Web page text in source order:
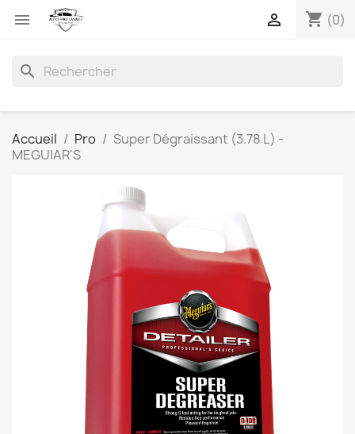
 shopping_cart (0)

search
Accueil Pro
Super Dégraissant (3.78 L) -
MEGUIAR'S